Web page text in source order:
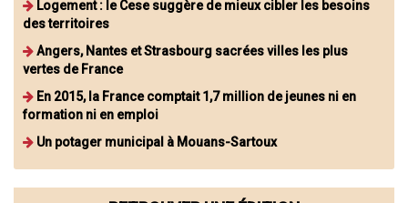
Logement : le Cese suggère de mieux cibler les besoins
des territoires
Angers, Nantes et Strasbourg sacrées villes les plus
vertes de France
En 2015, la France comptait 1,7 million de jeunes ni en
formation ni en emploi
Un potager municipal à Mouans-Sartoux